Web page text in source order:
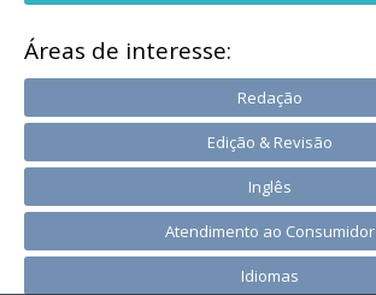
Áreas de interesse:
Redação
Edição & Revisão
Inglês
Atendimento ao Consumidor
Idiomas